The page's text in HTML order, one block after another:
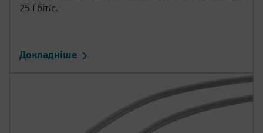
25 Гбіт/с.
Докладніше